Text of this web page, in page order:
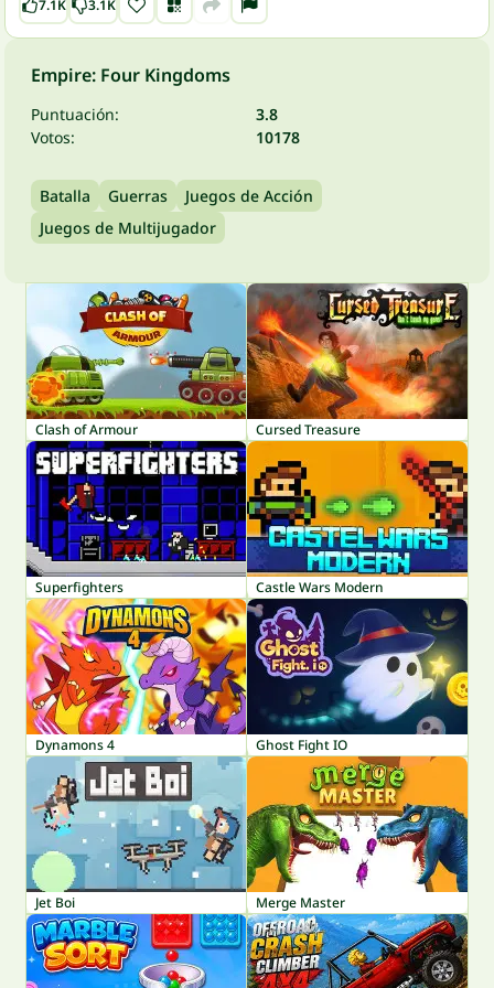
7.1K 3.1K
Empire: Four Kingdoms
Puntuación:
3.8
Votos:
10178
Batalla Guerras
Juegos de Acción
Juegos de Multijugador
Clash of Armour Cursed Treasure
Superfighters Castle Wars Modern
Dynamons 4 Ghost Fight IO
Jet Boi Merge Master